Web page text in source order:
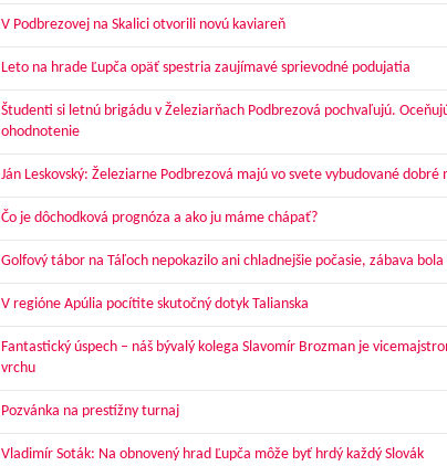
V Podbrezovej na Skalici otvorili novú kaviareň
Leto na hrade Ľupča opäť spestria zaujímavé sprievodné podujatia
Študenti si letnú brigádu v Železiarňach Podbrezová pochvaľujú.
ohodnotenie
Ján Leskovský: Železiarne Podbrezová majú vo svete vybudované dobré
Čo je dôchodková prognóza a ako ju máme chápať?
Golfový tábor na Táľoch nepokazilo ani chladnejšie počasie, zábava bola
V regióne Apúlia pocítite skutočný dotyk Talianska
Fantastický úspech – náš bývalý kolega Slavomír Brozman je
vrchu
Pozvánka na prestížny turnaj
Vladimír Soták: Na obnovený hrad Ľupča môže byť hrdý každý Slovák